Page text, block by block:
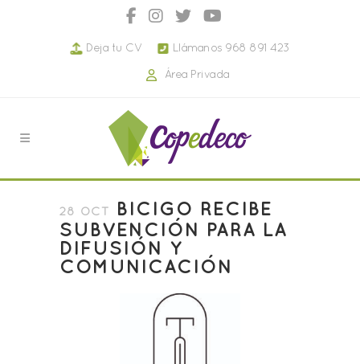
Deja tu CV Llámanos 968 891 423
Área Privada
28 OCT
BICIGO RECIBE
SUBVENCIÓN PARA LA
DIFUSIÓN Y
COMUNICACIÓN